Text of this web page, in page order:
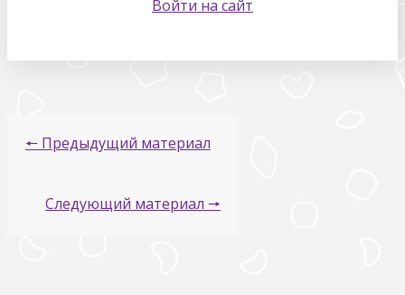
Войти на сайт
🠔 Предыдущий материал
Следующий материал 🠖